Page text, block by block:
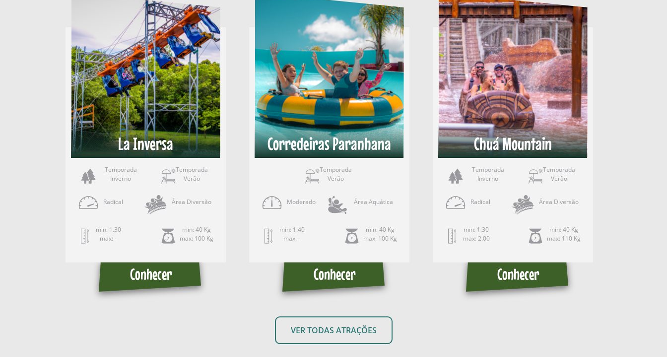
La Inversa
Temporada
Inverno
Temporada
Verão
Radical Área Diversão
min: 1.30
max: -
min: 40 Kg
max: 100 Kg
Conhecer
Corredeiras Paranhana
Temporada
Verão
Moderado Área Aquática
min: 1.40
max: -
min: 40 Kg
max: 100 Kg
Conhecer
Chuá Mountain
Temporada
Inverno
Temporada
Verão
Radical Área Diversão
min: 1.30
max: 2.00
min: 40 Kg
max: 110 Kg
Conhecer
VER TODAS ATRAÇÕES